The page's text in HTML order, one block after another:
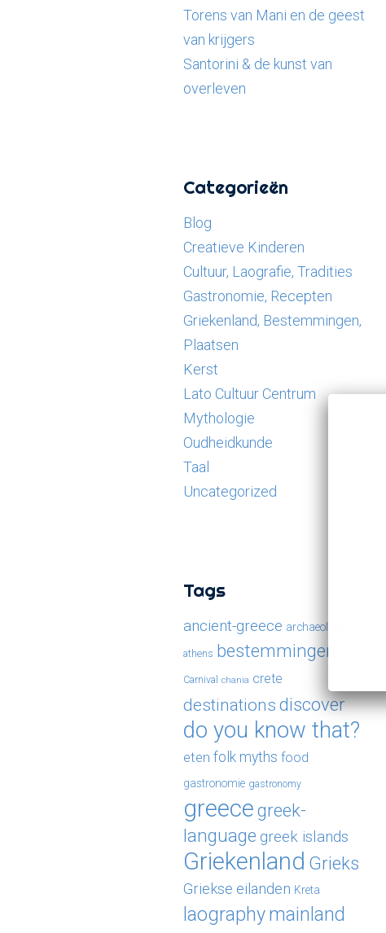
Torens van Mani en de geest
van krijgers
Santorini & de kunst van
overleven
Categorieën
Blog
Creatieve Kinderen
Cultuur, Laografie, Tradities
Gastronomie, Recepten
Griekenland, Bestemmingen,
Plaatsen
Kerst
Lato Cultuur Centrum
Mythologie
Oudheidkunde
Taal
Uncategorized
Tags
ancient-greece archaeology
athens bestemmingen
Carnival chania crete
destinations discover
do you know that?
eten folk myths food
gastronomie gastronomy
greece greek-
language greek islands
Griekenland Grieks
Griekse eilanden Kreta
laographymainland